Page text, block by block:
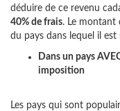
déduire de ce revenu
40% de frais. Le montant
du pays dans lequel il est
Dans un pays
imposition
Les pays qui sont